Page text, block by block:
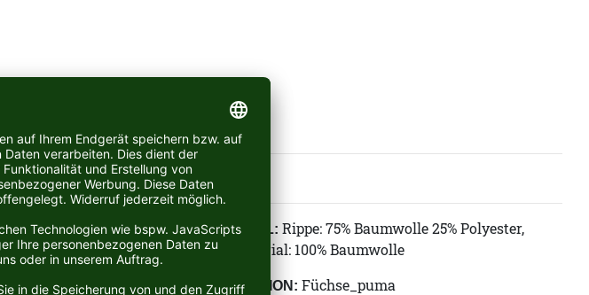
MATERIAL: Rippe: 75% Baumwolle 25% Polyester,
Obermaterial: 100% Baumwolle
KOLLEKTION: Füchse_puma